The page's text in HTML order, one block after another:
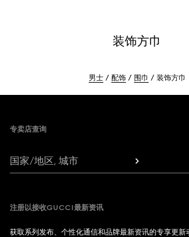
装饰方巾
男士 配饰 围巾 装饰方巾
专卖店查询
国家/地区, 城市
注册以接收GUCCI最新资讯
获取系列发布、个性化通信和品牌最新资讯的专享更新